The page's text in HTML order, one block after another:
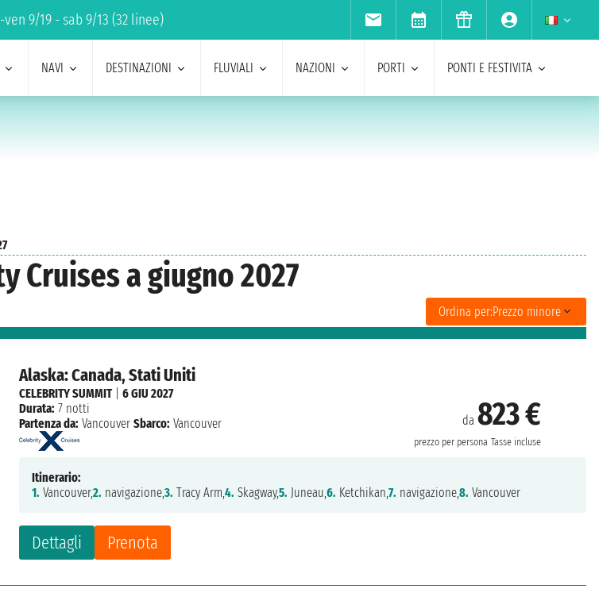
9/19 - sab 9/13 (32 linee)
NAVI DESTINAZIONI FLUVIALI NAZIONI PORTI PONTI E FESTIVITA
Cruises a giugno 2027
Ordina per:Prezzo minore
Alaska: Canada, Stati Uniti
da823 €
prezzo per persona Tasse incluse
Dettagli Prenota
CELEBRITY SUMMIT|6 GIU 2027
Durata: 7 notti
Partenza da: Vancouver Sbarco: Vancouver
Itinerario:
1. Vancouver,2. navigazione,3. Tracy Arm,4. Skagway,5. Juneau,6. Ketchikan,7. navigazione,8. Vancouver